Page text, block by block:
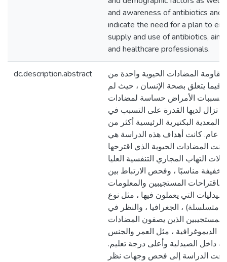
and awareness of antibiotics and
indicate the need for a plan to
supply and use of antibiotics,
and healthcare professionals.
dc.description.abstract
مقاومة المضادات الحيوية واحدة من
فيما يتعلق بصحة الإنسان ، حيث لم
مسببات الأمراض حساسة لمضادات
تزال لديها القدرة على التسبب في
البكتيرية الرئيسية أكثر من
عام. كانت أهداف هذه الدراسة هي
كانت المضادات الحيوية الذي اقترحها
التهاب المجاري التنفسية العليا
مناسبًا ، وفحص الارتباط بين
باقتراحات المستجيبين والمعلومات
التي يعملون فيها ، مثل نوع
متسلسلة) ، الجغرافيا ، والنظر في
الذين يصفون المضادات
الديموغرافية ، مثل العمر والجنس
داخل الصيدلية وأعلى درجة تعليم.
هدفت الدراسة إلى فحص وجهات نظر